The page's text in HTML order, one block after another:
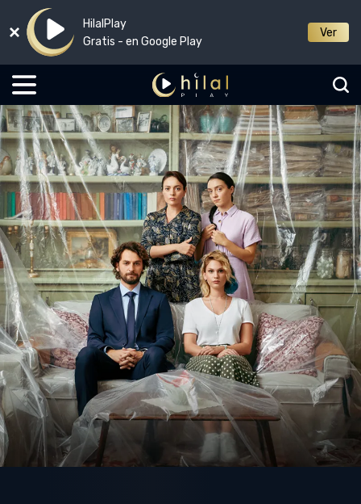
HilalPlay
Gratis - en Google Play
Ver